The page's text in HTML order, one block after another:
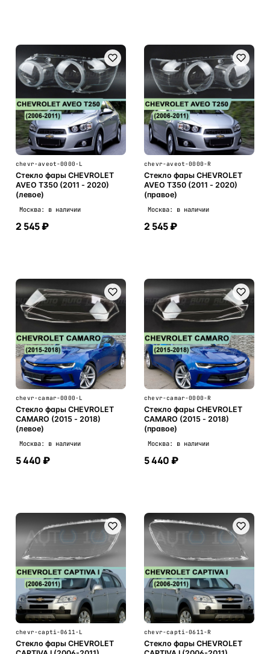
chevr-aveot-0000-L
Стекло фары CHEVROLET
AVEO T350 (2011 - 2020)
(левое)
Москва: в наличии
2 545 ₽
chevr-aveot-0000-R
Стекло фары CHEVROLET
AVEO T350 (2011 - 2020)
(правое)
Москва: в наличии
2 545 ₽
chevr-camar-0000-L
Стекло фары CHEVROLET
CAMARO (2015 - 2018)
(левое)
Москва: в наличии
5 440 ₽
chevr-camar-0000-R
Стекло фары CHEVROLET
CAMARO (2015 - 2018)
(правое)
Москва: в наличии
5 440 ₽
chevr-capti-0611-L
Стекло фары CHEVROLET
chevr-capti-0611-R
Стекло фары CHEVROLET